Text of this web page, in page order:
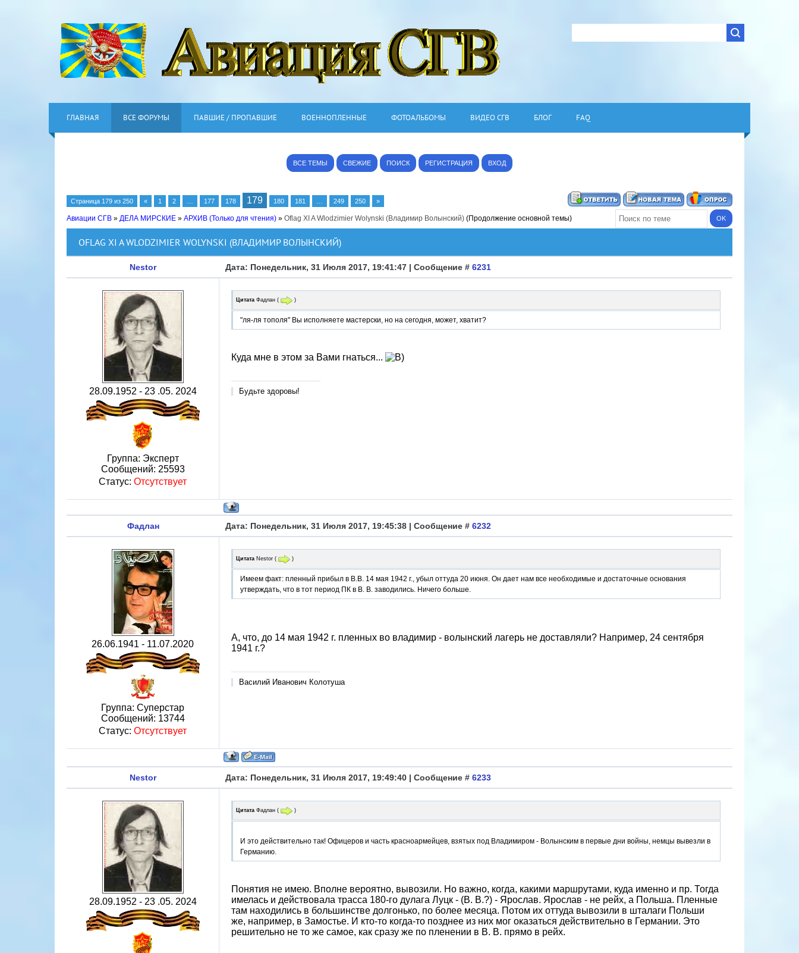
ГЛАВНАЯ ВСЕ ФОРУМЫ ПАВШИЕ / ПРОПАВШИЕ ВОЕННОПЛЕННЫЕ ФОТОАЛЬБОМЫ ВИДЕО СГВ БЛОГ FAQ
ВСЕ ТЕМЫ СВЕЖИЕ ПОИСК РЕГИСТРАЦИЯ ВХОД
Страница 179 из 250 « 1 2 177 178 179 180 181 249 250 »
Авиации СГВ » ДЕЛА МИРСКИЕ » АРХИВ (Только для чтения) » Oflag XI A Wlodzimier Wolynski (Владимир Волынский) (Продолжение основной темы)
OFLAG XI A WLODZIMIER WOLYNSKI (ВЛАДИМИР ВОЛЫНСКИЙ)
Nestor Дата: Понедельник, 31 Июля 2017, 19:41:47 | Сообщение # 6231
28.09.1952 - 23 .05. 2024
Группа: Эксперт
Сообщений: 25593
Статус: Отсутствует
Цитата Фадлан ( )
"ля-ля тополя" Вы исполняете мастерски, но на сегодня, может, хватит?
Куда мне в этом за Вами гнаться...
Будьте здоровы!
Фадлан Дата: Понедельник, 31 Июля 2017, 19:45:38 | Сообщение # 6232
26.06.1941 - 11.07.2020
Группа: Суперстар
Сообщений: 13744
Статус: Отсутствует
Цитата Nestor ( )
Имеем факт: пленный прибыл в В.В. 14 мая 1942 г., убыл оттуда 20 июня. Он дает нам все необходимые и достаточные основания
утверждать, что в тот период ПК в В. В. заводились. Ничего больше.
А, что, до 14 мая 1942 г. пленных во владимир - волынский лагерь не доставляли? Например, 24 сентября
1941 г.?
Василий Иванович Колотуша
Nestor Дата: Понедельник, 31 Июля 2017, 19:49:40 | Сообщение # 6233
28.09.1952 - 23 .05. 2024
Цитата Фадлан ( )
И это действительно так! Офицеров и часть красноармейцев, взятых под Владимиром - Волынским в первые дни войны, немцы вывезли в
Германию.
Понятия не имею. Вполне вероятно, вывозили. Но важно, когда, какими маршрутами, куда именно и пр. Тогда
имелась и действовала трасса 180-го дулага Луцк - (В. В.?) - Ярослав. Ярослав - не рейх, а Польша. Пленные
там находились в большинстве долгонько, по более месяца. Потом их оттуда вывозили в шталаги Польши
же, например, в Замостье. И кто-то когда-то позднее из них мог оказаться действительно в Германии. Это
решительно не то же самое, как сразу же по пленении в В. В. прямо в рейх.